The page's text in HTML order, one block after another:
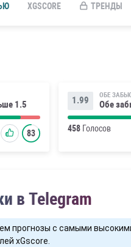
XGSCORE ТРЕНДЫ
1.5
83
1.99 ОБЕ
Обе
458 Голосов
в Telegram
прогнозы с самыми
xGscore.